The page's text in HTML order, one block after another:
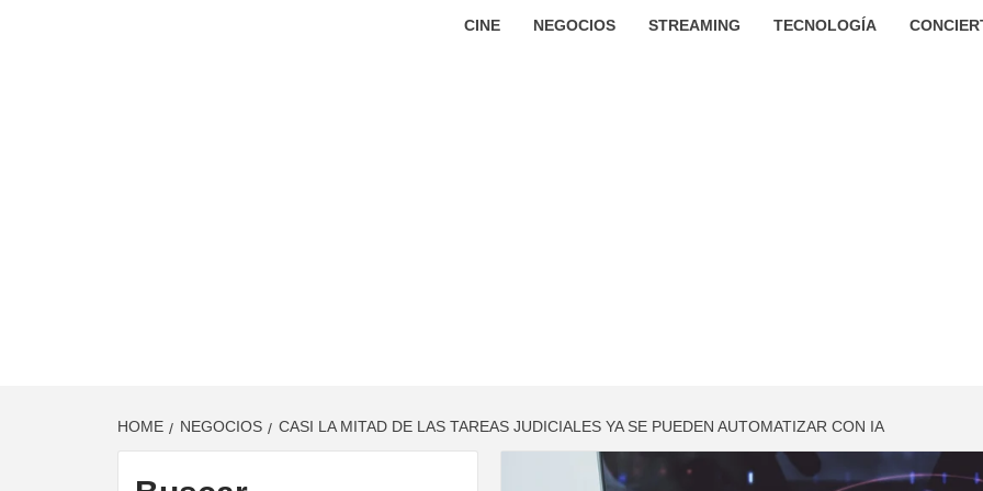
CINE NEGOCIOS STREAMING TECNOLOGÍA
HOME NEGOCIOS CASI LA MITAD DE LAS TAREAS JUDICIALES YA SE PUEDEN AUTOMATIZAR CON IA